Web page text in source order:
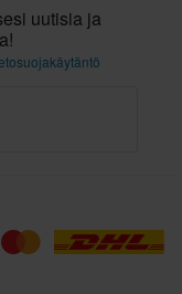
uutisia ja